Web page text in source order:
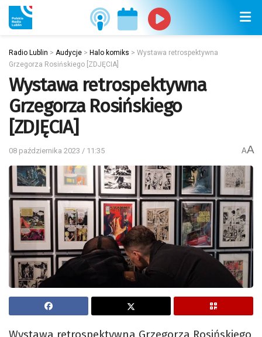
Radio Lublin > Audycje > Halo komiks > Wystawa retrospektywna
Grzegorza Rosińskiego [ZDJĘCIA]
Wystawa retrospektywna
Grzegorza Rosińskiego
[ZDJĘCIA]
08 października 2023 / 11:35 AA